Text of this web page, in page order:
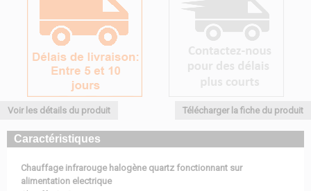
Voir les détails du produit Télécharger la fiche du produit
Caractéristiques
Chauffage infrarouge halogène quartz fonctionnant sur
alimentation electrique